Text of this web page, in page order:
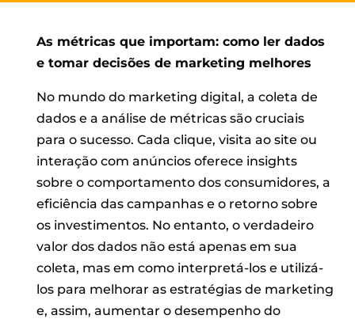
As métricas que importam: como ler dados
e tomar decisões de marketing melhores
No mundo do marketing digital, a coleta de
dados e a análise de métricas são cruciais
para o sucesso. Cada clique, visita ao site ou
interação com anúncios oferece insights
sobre o comportamento dos consumidores, a
eficiência das campanhas e o retorno sobre
os investimentos. No entanto, o verdadeiro
valor dos dados não está apenas em sua
coleta, mas em como interpretá-los e utilizá-
los para melhorar as estratégias de marketing
e, assim, aumentar o desempenho do